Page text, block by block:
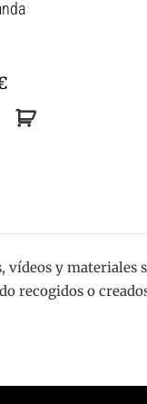
y materiales
recogidos o